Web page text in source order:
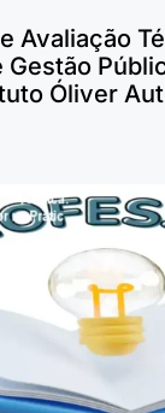
Avaliação
Óliver